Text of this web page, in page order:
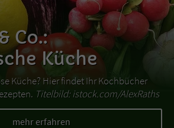
Co.:
Küche
Küche? Hier findet Ihr Kochbücher
Titelbild: istock.com/AlexRaths
mehr erfahren